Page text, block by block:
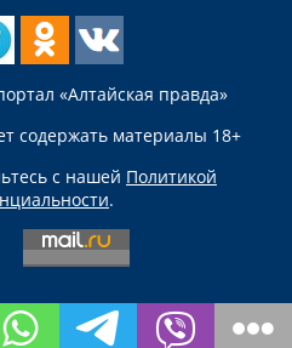
«Алтайская правда»
содержать материалы 18+
с нашей Политикой
.